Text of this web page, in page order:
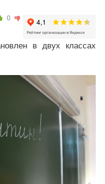
0
в двух классах